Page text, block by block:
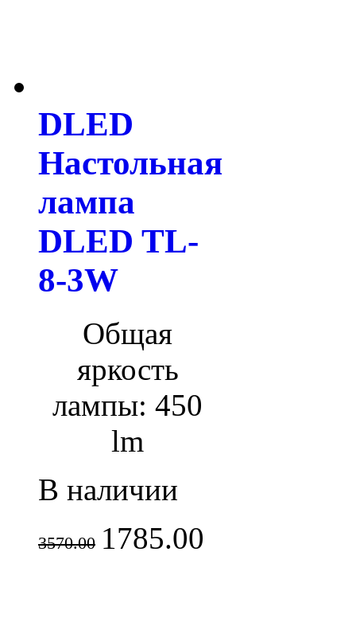
DLED
Настольная
лампа
DLED TL-
8-3W
Общая
яркость
лампы: 450
lm
В наличии
3570.00 1785.00